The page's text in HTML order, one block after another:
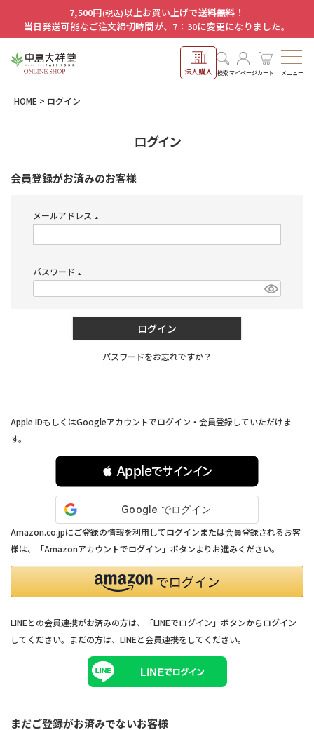
7,500円(税込)以上お買い上げで送料無料！
当日発送可能なご注文締切時間が、7：30に変更になりました。
法人購入 検索マイページカート メニュー
HOME ログイン
ログイン
会員登録がお済みのお客様
メールアドレス
パスワード
(必
ログイン
パスワードをお忘れですか？
Apple IDもしくはGoogleアカウントでログイン・会員登録していただけま
す。
 Appleでサインイン
Amazon.co.jpにご登録の情報を利用してログインまたは会員登録されるお客
様は、「Amazonアカウントでログイン」ボタンよりお進みください。
LINEとの会員連携がお済みの方は、「LINEでログイン」ボタンからログイン
してください。まだの方は、 LINEと会員連携をしてください。
まだご登録がお済みでないお客様